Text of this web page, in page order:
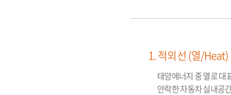
1. 적외선 (열/Heat)
태양에너지 중 열로 대
안락한 자동차 실내공